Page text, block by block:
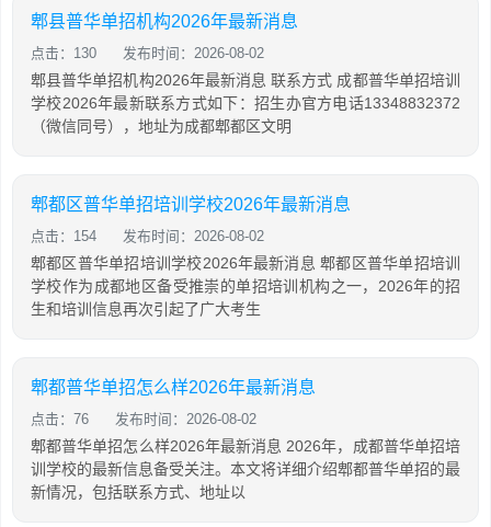
郫县普华单招机构2026年最新消息
点击：130 发布时间：2026-08-02
郫县普华单招机构2026年最新消息 联系方式 成都普华单招培训
学校2026年最新联系方式如下：招生办官方电话13348832372
（微信同号），地址为成都郫都区文明
郫都区普华单招培训学校2026年最新消息
点击：154 发布时间：2026-08-02
郫都区普华单招培训学校2026年最新消息 郫都区普华单招培训
学校作为成都地区备受推崇的单招培训机构之一，2026年的招
生和培训信息再次引起了广大考生
郫都普华单招怎么样2026年最新消息
点击：76 发布时间：2026-08-02
郫都普华单招怎么样2026年最新消息 2026年，成都普华单招培
训学校的最新信息备受关注。本文将详细介绍郫都普华单招的最
新情况，包括联系方式、地址以